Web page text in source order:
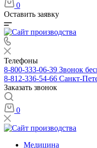
0
Оставить заявку
Телефоны
8-800-333-06-39 Звонок
8-812-336-54-66 Санкт-
Заказать звонок
0
Медицина